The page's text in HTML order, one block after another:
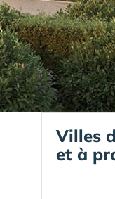
Villes
et à